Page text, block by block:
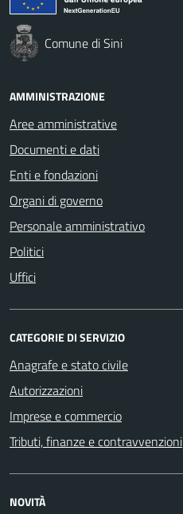
Comune di Sini
AMMINISTRAZIONE
Aree amministrative
Documenti e dati
Enti e fondazioni
Organi di governo
Personale amministrativo
Politici
Uffici
CATEGORIE DI SERVIZIO
Anagrafe e stato civile
Autorizzazioni
Imprese e commercio
Tributi, finanze e contravvenzioni
NOVITÀ